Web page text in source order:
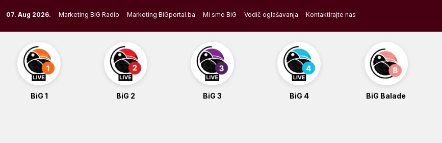
to
content
07. Aug 2026. Marketing BIG Radio Marketing BiGportal.ba Mi smo BiG Vodič oglašavanja Kontaktirajte nas
BiG 1 BiG 2 BiG 3 BiG 4 BiG Balade